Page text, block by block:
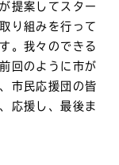
提案してスター
り組みを行って
。我々のできる
回のように市が
市民応援団の皆
応援し、最後ま